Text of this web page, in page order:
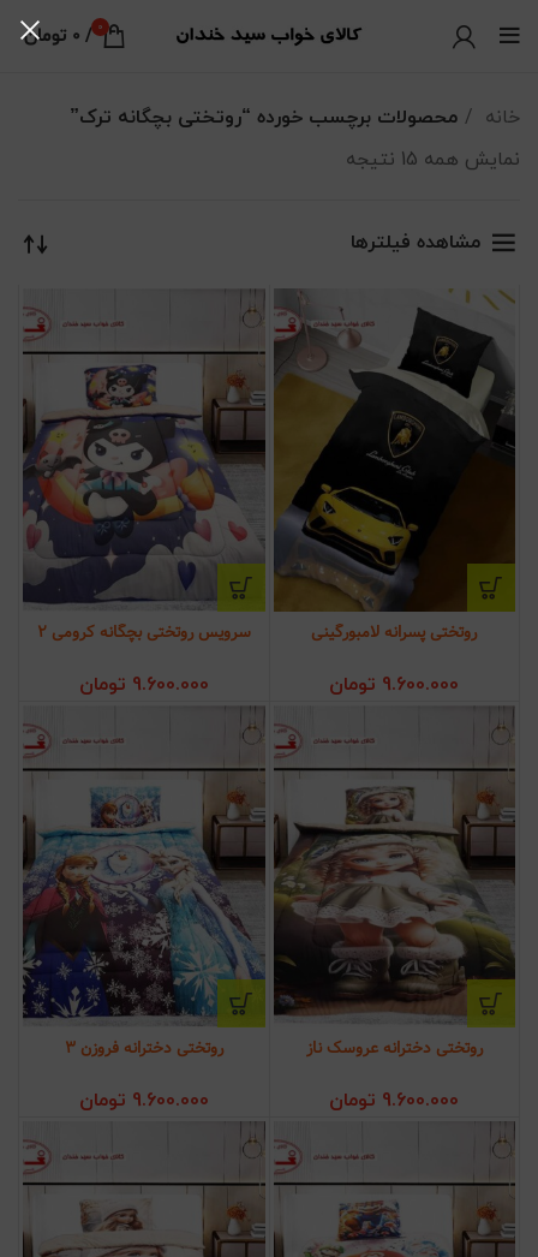
0
/
0 تومان
خانه
محصولات برچسب خورده “روتختی بچگانه ترک”
نمایش همه 15 نتیجه
مشاهده فیلترها
روتختی پسرانه لامبورگینی
9.600.000 تومان
سرویس روتختی بچگانه کرومی 2
9.600.000 تومان
روتختی دخترانه عروسک ناز
9.600.000 تومان
روتختی دخترانه فروزن 3
9.600.000 تومان